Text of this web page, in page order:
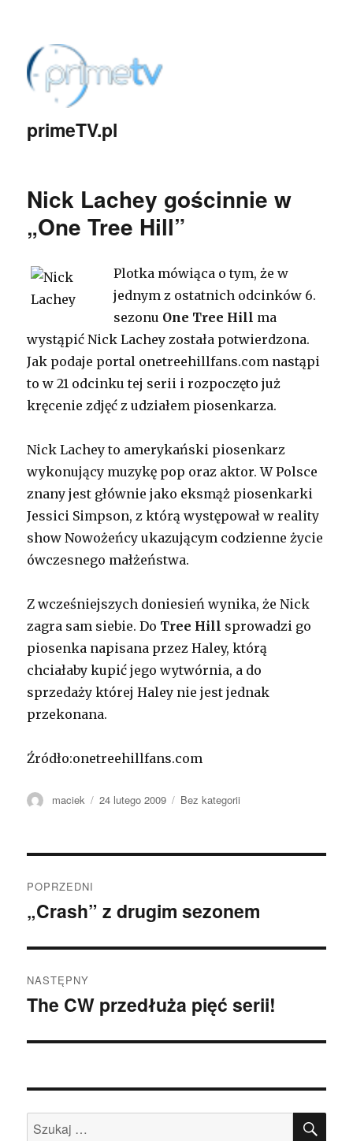
primeTV.pl
Nick Lachey gościnnie w
„One Tree Hill”
Plotka mówiąca o tym, że w
jednym z ostatnich odcinków 6.
sezonu One Tree Hill ma
wystąpić Nick Lachey została potwierdzona.
Jak podaje portal onetreehillfans.com nastąpi
to w 21 odcinku tej serii i rozpoczęto już
kręcenie zdjęć z udziałem piosenkarza.
Nick Lachey to amerykański piosenkarz
wykonujący muzykę pop oraz aktor. W Polsce
znany jest głównie jako eksmąż piosenkarki
Jessici Simpson, z którą występował w reality
show Nowożeńcy ukazującym codzienne życie
ówczesnego małżeństwa.
Z wcześniejszych doniesień wynika, że Nick
zagra sam siebie. Do Tree Hill sprowadzi go
piosenka napisana przez Haley, którą
chciałaby kupić jego wytwórnia, a do
sprzedaży której Haley nie jest jednak
przekonana.
Źródło:onetreehillfans.com
Autor
maciek Opublikowano
24 lutego 2009 Kategorie
Bez kategorii
wpisy
POPRZEDNI
Poprzedni
„Crash” z drugim sezonem
NASTĘPNY
Następny
The CW przedłuża pięć serii!
Szukaj: